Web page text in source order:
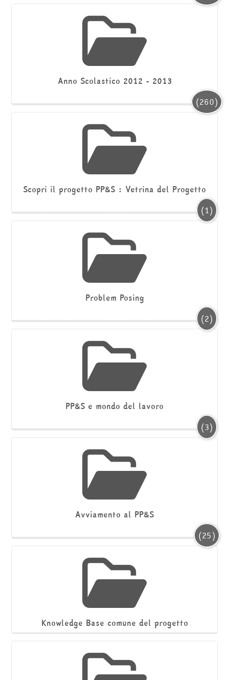
Anno Scolastico 2012 - 2013
(260)
Scopri il progetto PP&S : Vetrina del Progetto
(1)
Problem Posing
(2)
PP&S e mondo del lavoro
(3)
Avviamento al PP&S
(25)
Knowledge Base comune del progetto